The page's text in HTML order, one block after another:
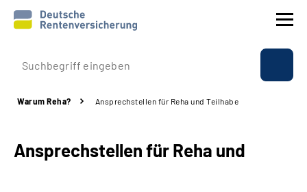
Prävention
Rente
Warum Reha? Ansprechstellen für Reha und Teilhabe
Ansprechstellen für Reha und